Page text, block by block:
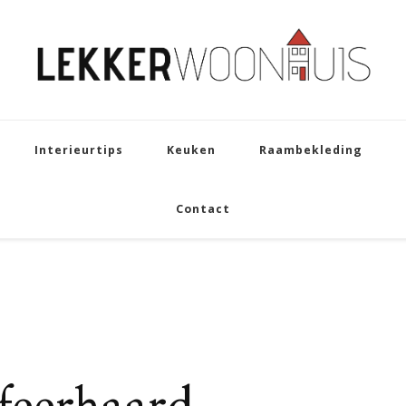
Interieurtips Keuken Raambekleding
Contact